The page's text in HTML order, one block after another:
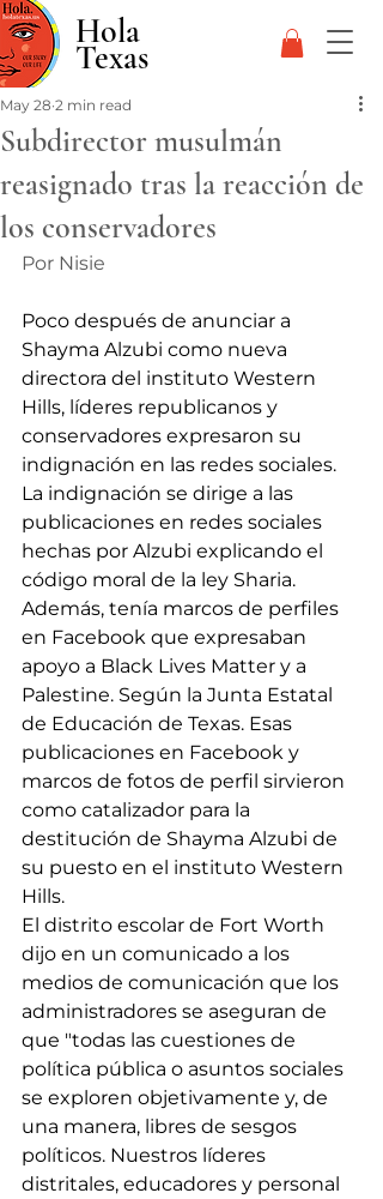
Hola
Texas
Subdirector musulmán
reasignado tras la reacción de
los conservadores
May 28 2 min read
Por Nisie
Poco después de anunciar a
Shayma Alzubi como nueva
directora del instituto Western
Hills, líderes republicanos y
conservadores expresaron su
indignación en las redes sociales.
La indignación se dirige a las
publicaciones en redes sociales
hechas por Alzubi explicando el
código moral de la ley Sharia.
Además, tenía marcos de perfiles
en Facebook que expresaban
apoyo a Black Lives Matter y a
Palestine. Según la Junta Estatal
de Educación de Texas. Esas
publicaciones en Facebook y
marcos de fotos de perfil sirvieron
como catalizador para la
destitución de Shayma Alzubi de
su puesto en el instituto Western
Hills.
El distrito escolar de Fort Worth
dijo en un comunicado a los
medios de comunicación que los
administradores se aseguran de
que "todas las cuestiones de
política pública o asuntos sociales
se exploren objetivamente y, de
una manera, libres de sesgos
políticos. Nuestros líderes
distritales, educadores y personal